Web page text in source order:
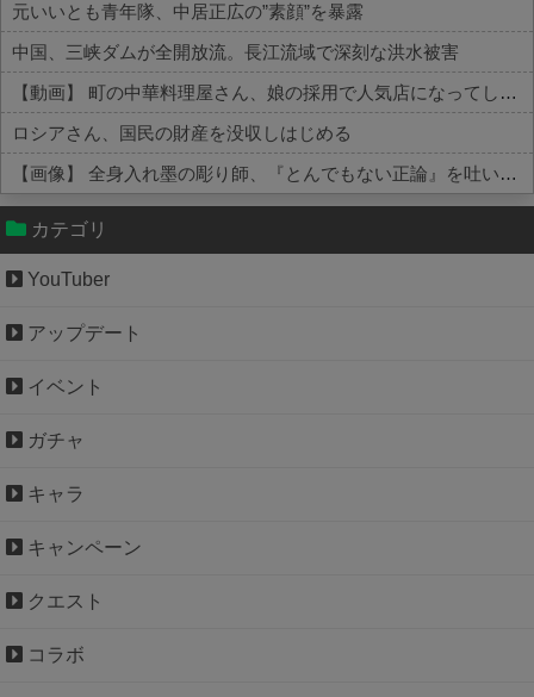
元いいとも青年隊、中居正広の”素顔”を暴露
中国、三峡ダムが全開放流。長江流域で深刻な洪水被害
【動画】 町の中華料理屋さん、娘の採用で人気店になってしまう
ロシアさん、国民の財産を没収しはじめる
【画像】 全身入れ墨の彫り師、『とんでもない正論』を吐いて30万再生されてしまうｗｗｗｗｗｗｗ
Powered by livedoor 相互RSS
カテゴリ
YouTuber
アップデート
イベント
ガチャ
キャラ
キャンペーン
クエスト
コラボ